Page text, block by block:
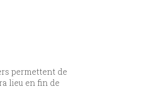
permettent de
lieu en fin de